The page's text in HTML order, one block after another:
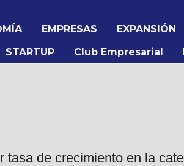
EMPRESAS EXPANSIÓN
STARTUP Club Empresarial
de crecimiento en la